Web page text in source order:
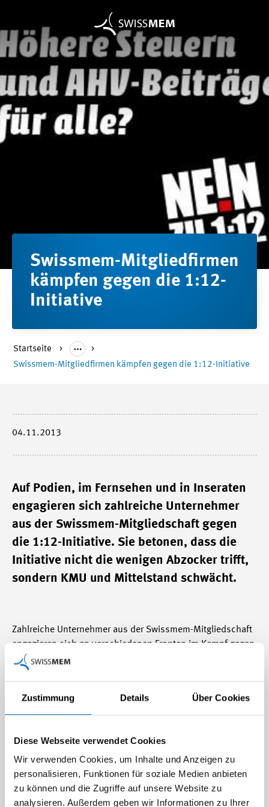
Zustimmung Details Über Cookies
Diese Webseite verwendet Cookies
Wir verwenden Cookies, um Inhalte und Anzeigen zu
personalisieren, Funktionen für soziale Medien anbieten
zu können und die Zugriffe auf unsere Website zu
analysieren. Außerdem geben wir Informationen zu Ihrer
Swissmem-Mitgliedfirmen
kämpfen gegen die 1:12-
Initiative
Startseite
Swissmem-Mitgliedfirmen kämpfen gegen die 1:12-Initiative
04.11.2013
Auf Podien, im Fernsehen und in Inseraten
engagieren sich zahlreiche Unternehmer
aus der Swissmem-Mitgliedschaft gegen
die 1:12-Initiative. Sie betonen, dass die
Initiative nicht die wenigen Abzocker trifft,
sondern KMU und Mittelstand schwächt.
Zahlreiche Unternehmer aus der Swissmem-Mitgliedschaft
engagieren sich an verschiedenen Fronten im Kampf gegen
die schädliche 1:12-Initiative der JUSO. Hans Hess,
Präsident Swissmem, Matthias Weibel, CFO Faes AG, sowie
Podiumsdiskussionen in Winterthur, Schiers und Le Locle
gegen die Befürworter der 1:12-Initiative an. Zudem kreuzte
der Sendung ARENA des Schweizer Fernsehens die Klingen
mit Vertretern der Pro-Seite. Darüber hinaus werden sich
über ein Dutzend weitere Vertreter von Swissmem-
Mitgliedfirmen in den kommenden Wochen in Inseraten
gegen die 1:12-Initiative zu Wort melden. Alle Swissmem-